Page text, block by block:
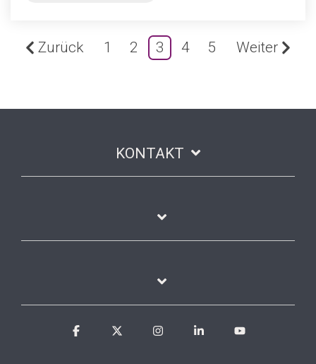
Zurück 1 2 3 4 5 Weiter
KONTAKT
Facebook InstagramLinkedin